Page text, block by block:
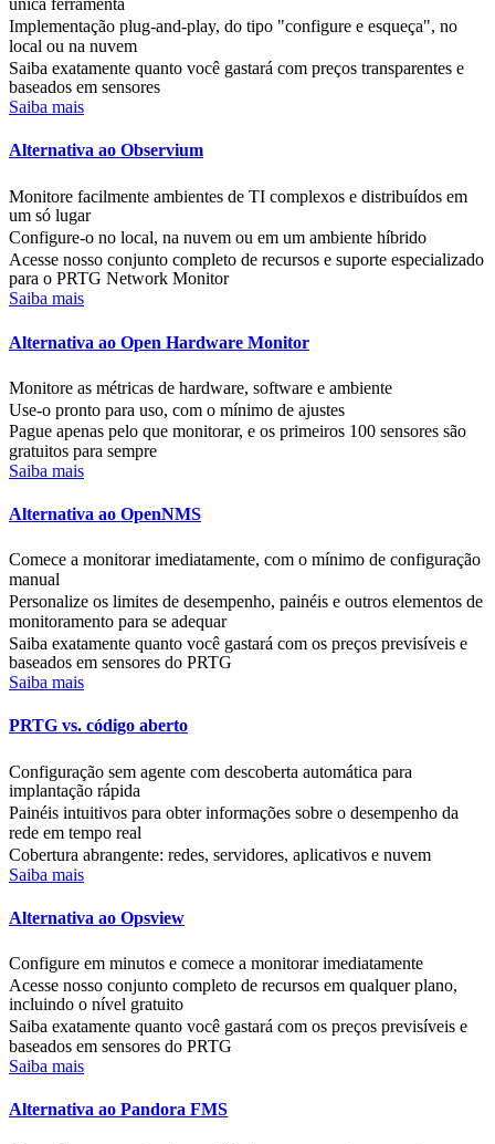
Implementação plug-and-play, do tipo "configure e esqueça", no
local ou na nuvem
Saiba exatamente quanto você gastará com preços transparentes e
baseados em sensores
Saiba mais
Alternativa ao Observium
Monitore facilmente ambientes de TI complexos e distribuídos em
um só lugar
Configure-o no local, na nuvem ou em um ambiente híbrido
Acesse nosso conjunto completo de recursos e suporte especializado
para o PRTG Network Monitor
Saiba mais
Alternativa ao Open Hardware Monitor
Monitore as métricas de hardware, software e ambiente
Use-o pronto para uso, com o mínimo de ajustes
Pague apenas pelo que monitorar, e os primeiros 100 sensores são
gratuitos para sempre
Saiba mais
Alternativa ao OpenNMS
Comece a monitorar imediatamente, com o mínimo de configuração
manual
Personalize os limites de desempenho, painéis e outros elementos de
monitoramento para se adequar
Saiba exatamente quanto você gastará com os preços previsíveis e
baseados em sensores do PRTG
Saiba mais
PRTG vs. código aberto
Configuração sem agente com descoberta automática para
implantação rápida
Painéis intuitivos para obter informações sobre o desempenho da
rede em tempo real
Cobertura abrangente: redes, servidores, aplicativos e nuvem
Saiba mais
Alternativa ao Opsview
Configure em minutos e comece a monitorar imediatamente
Acesse nosso conjunto completo de recursos em qualquer plano,
incluindo o nível gratuito
Saiba exatamente quanto você gastará com os preços previsíveis e
baseados em sensores do PRTG
Saiba mais
Alternativa ao Pandora FMS